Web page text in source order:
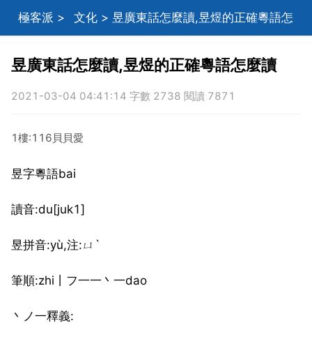
極客派 > 文化 > 昱廣東話怎麼讀,昱煜的正確粵語怎
麼讀
昱廣東話怎麼讀,昱煜的正確粵語怎麼讀
2021-03-04 04:41:14 字數 2738 閱讀 7871
1樓:116貝貝愛
昱字粵語bai
讀音:du[juk1]
昱拼音:yù,注:ㄩˋ
筆順:zhi丨フ一一丶一dao
丶ノ一釋義: